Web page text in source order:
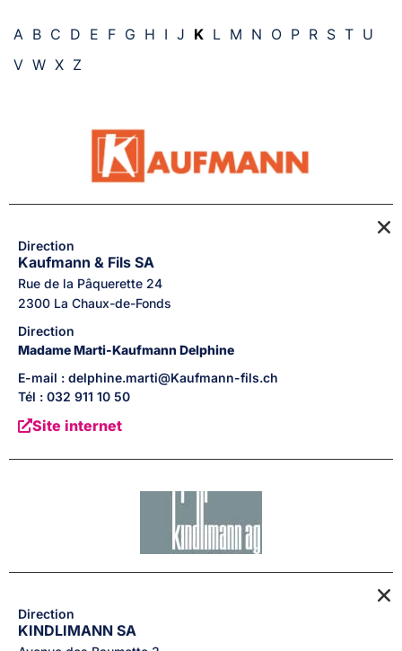
A B C D E F G H I J K L M N O P R S T U
V W X Z
Direction
Kaufmann & Fils SA
Rue de la Pâquerette 24
2300 La Chaux-de-Fonds
Direction
MadameMarti-KaufmannDelphine
E-mail : delphine.marti@Kaufmann-fils.ch
Tél : 032 911 10 50
Site internet
Direction
KINDLIMANN SA